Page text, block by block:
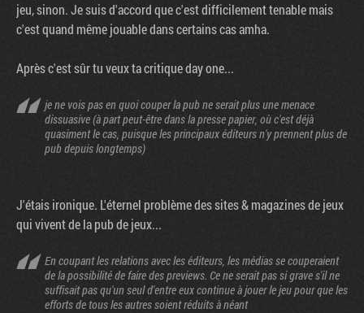
jeu, sinon. Je suis d'accord que c'est difficilement tenable mais
c'est quand même jouable dans certains cas amha.
Après c'est sûr tu veux ta critique day one...
je ne vois pas en quoi couper la pub ne serait plus une menace
dissuasive (à part peut-être dans la presse papier, où c'est déjà
quasiment le cas, puisque les principaux éditeurs n'y prennent plus de
pub depuis longtemps)
J'étais ironique. L'éternel problème des sites & magazines de jeux
qui vivent de la pub de jeux...
En coupant les relations avec les éditeurs, les médias se couperaient
de la possibilité de faire des previews. Ce ne serait pas si grave s'il ne
suffisait pas qu'un seul d'entre eux continue à jouer le jeu pour que les
efforts de tous les autres soient réduits à néant